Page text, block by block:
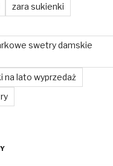
zara sukienki
swetry damskie
na lato wyprzedaż